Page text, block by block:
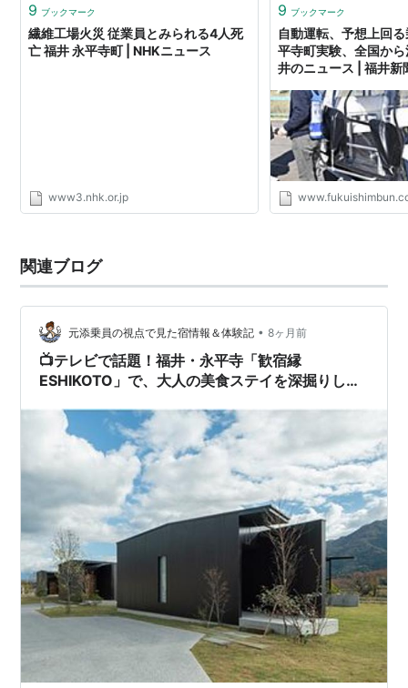
9 ブックマーク
繊維工場火災 従業員とみられる4人死
亡 福井 永平寺町 | NHKニュース
www3.nhk.or.jp
9 ブックマーク
自動運転、予想上回
平寺町実験、全国か
井のニュース | 福井新
関連ブログ
元添乗員の視点で見た宿情報＆体験記 • 8ヶ月前
📺テレビで話題！福井・永平寺「歓宿縁
ESHIKOTO」で、大人の美食ステイを深掘りして